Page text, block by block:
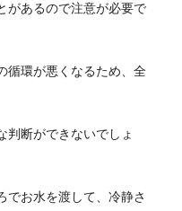
があるので注意が必要で
循環が悪くなるため、全
判断ができないでしょ
でお水を渡して、冷静さ